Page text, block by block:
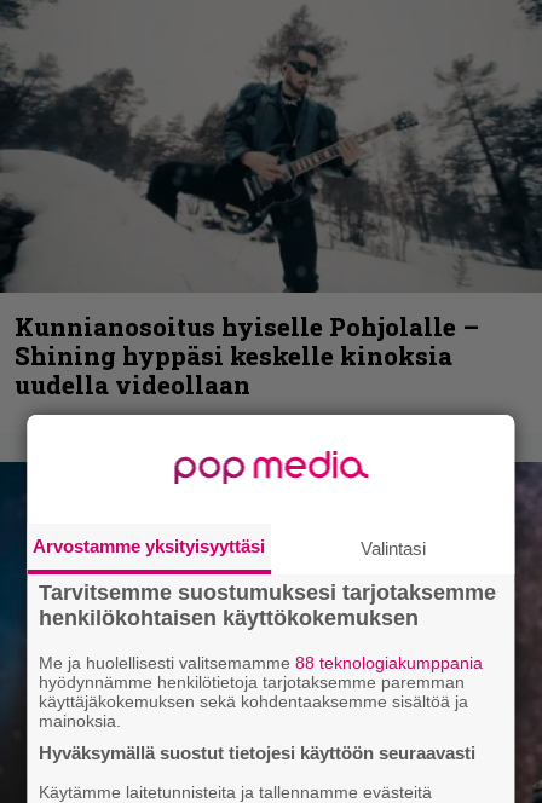
Kunnianosoitus hyiselle Pohjolalle –
Shining hyppäsi keskelle kinoksia
uudella videollaan
Arvostamme yksityisyyttäsi Valintasi
Tarvitsemme suostumuksesi tarjotaksemme
henkilökohtaisen käyttökokemuksen
Me ja huolellisesti valitsemamme88 teknologiakumppania
hyödynnämme henkilötietoja tarjotaksemme paremman
käyttäjäkokemuksen sekä kohdentaaksemme sisältöä ja
mainoksia.
Hyväksymällä suostut tietojesi käyttöön seuraavasti
Käytämme laitetunnisteita ja tallennamme evästeitä